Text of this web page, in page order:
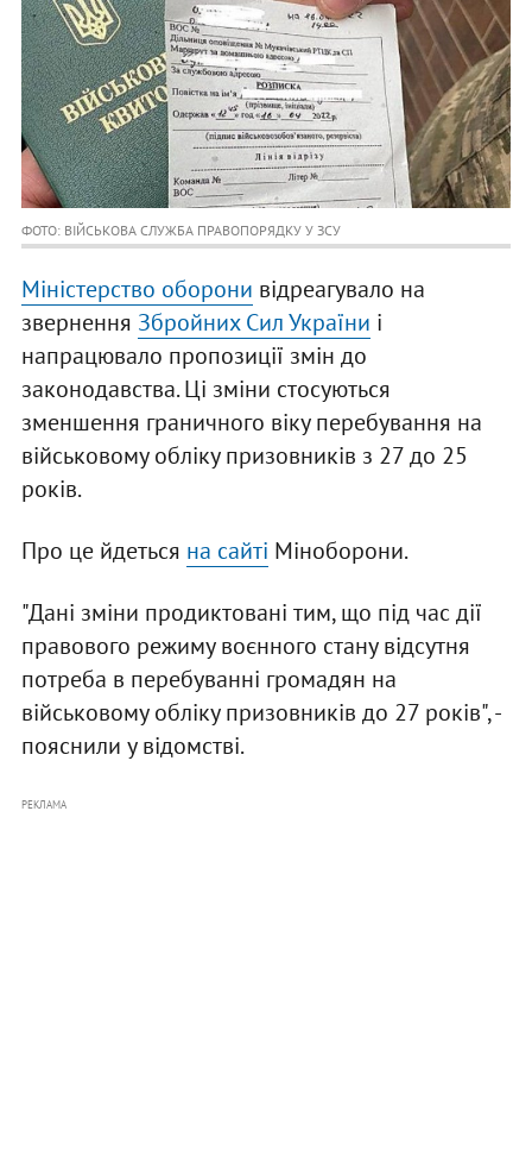
ФОТО: ВІЙСЬКОВА СЛУЖБА ПРАВОПОРЯДКУ У ЗСУ
Міністерство оборони відреагувало на
звернення Збройних Сил України і
напрацювало пропозиції змін до
законодавства. Ці зміни стосуються
зменшення граничного віку перебування на
військовому обліку призовників з 27 до 25
років.
Про це йдеться на сайті Міноборони.
"Дані зміни продиктовані тим, що під час дії
правового режиму воєнного стану відсутня
потреба в перебуванні громадян на
військовому обліку призовників до 27 років", -
пояснили у відомстві.
РЕКЛАМА